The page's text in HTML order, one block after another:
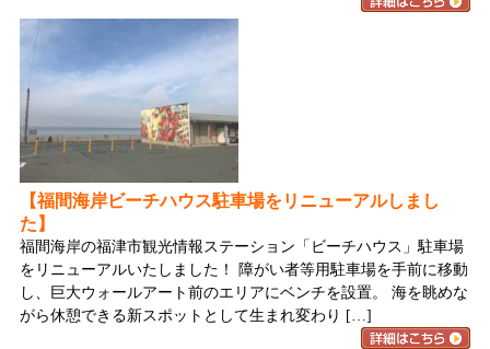
【福間海岸ビーチハウス駐車場をリニューアルしまし
た】
福間海岸の福津市観光情報ステーション「ビーチハウス」駐車場
をリニューアルいたしました！ 障がい者等用駐車場を手前に移動
し、巨大ウォールアート前のエリアにベンチを設置。 海を眺めな
がら休憩できる新スポットとして生まれ変わり […]